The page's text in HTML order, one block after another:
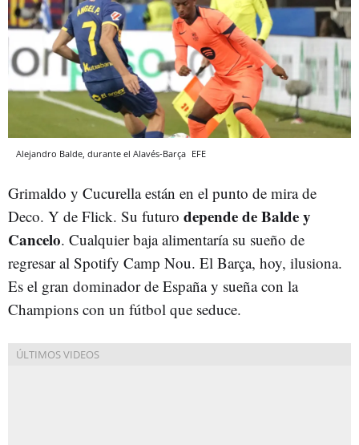
Alejandro Balde, durante el Alavés-Barça EFE
Grimaldo y Cucurella están en el punto de mira de
Deco. Y de Flick. Su futuro dependede Balde y
Cancelo. Cualquier baja alimentaría su sueño de
regresar al Spotify Camp Nou. El Barça, hoy, ilusiona.
Es el gran dominador de España y sueña con la
Champions con un fútbol que seduce.